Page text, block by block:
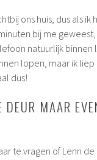
ons huis, dus als ik
bij me
natuurlijk binnen
lopen, maar ik liep
dus!
DEUR MAAR
te vragen of Lenn